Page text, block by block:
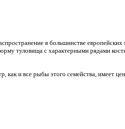
в большинстве европейских
туловища с характерными рядами
и все рыбы этого семейства, имеет